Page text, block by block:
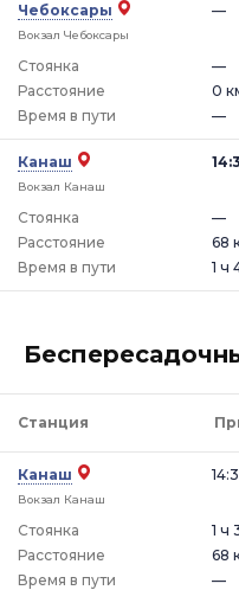
Чебоксары
Вокзал Чебоксары
—
Стоянка —
Расстояние
0
Время в пути
—
Канаш
Вокзал Канаш
Стоянка —
Расстояние
68
Время в пути
1 ч
Станция
Канаш
Вокзал Канаш
Стоянка 1 ч
Расстояние
68
Время в пути
—